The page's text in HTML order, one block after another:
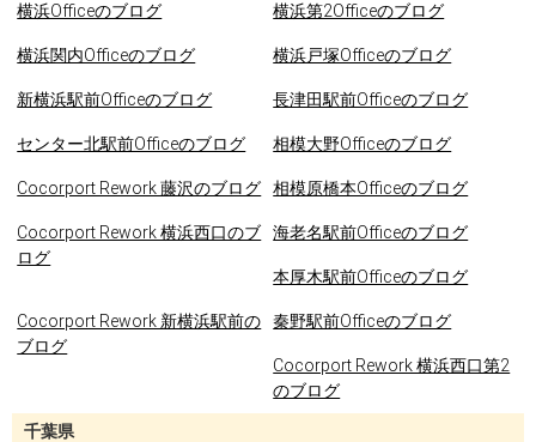
横浜Officeのブログ 横浜第2Officeのブログ
横浜関内Officeのブログ 横浜戸塚Officeのブログ
新横浜駅前Officeのブログ 長津田駅前Officeのブログ
センター北駅前Officeのブログ 相模大野Officeのブログ
Cocorport Rework 藤沢のブログ 相模原橋本Officeのブログ
Cocorport Rework 横浜西口のブ
ログ
海老名駅前Officeのブログ
本厚木駅前Officeのブログ
Cocorport Rework 新横浜駅前の
ブログ
秦野駅前Officeのブログ
Cocorport Rework 横浜西口第2
のブログ
千葉県